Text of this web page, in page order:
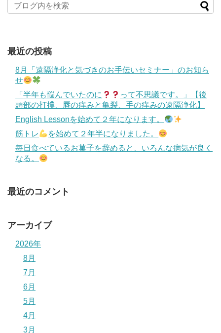
最近の投稿
8月「遠隔浄化と気づきのお手伝いセミナー」のお知ら
せ
「半年も悩んでいたのに
って不思議です。」【後
頭部の打撲、唇の痒みと亀裂、手の痒みの遠隔浄化】
English Lessonを始めて２年になります。
筋トレ
を始めて２年半になりました。
毎日食べているお菓子を辞めると、いろんな病気が良く
なる。
最近のコメント
アーカイブ
2026年
8月
7月
6月
5月
4月
3月